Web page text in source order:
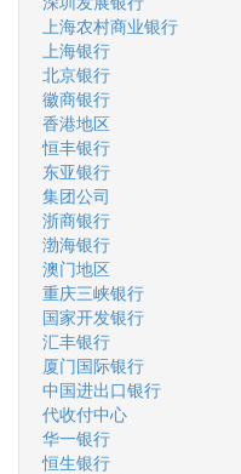
上海农村商业银行
上海银行
北京银行
徽商银行
香港地区
恒丰银行
东亚银行
集团公司
浙商银行
渤海银行
澳门地区
重庆三峡银行
国家开发银行
汇丰银行
厦门国际银行
中国进出口银行
代收付中心
华一银行
恒生银行